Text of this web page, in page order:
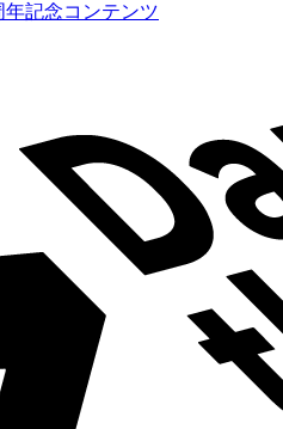
年記念コンテンツ